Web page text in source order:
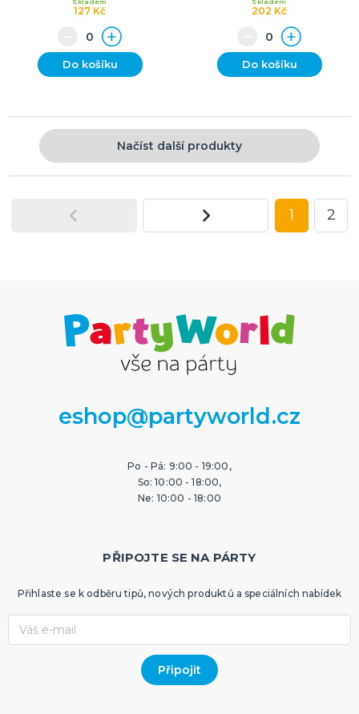
127 Kč
Skladem
Do košíku
202 Kč
Skladem
Do košíku
Načíst další produkty
1 2
eshop@partyworld.cz
Po - Pá: 9:00 - 19:00,
So: 10:00 - 18:00,
Ne: 10:00 - 18:00
PŘIPOJTE SE NA PÁRTY
Přihlaste se k odběru tipů, nových produktů a speciálních nabídek